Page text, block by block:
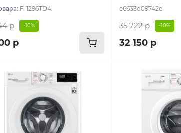
F-1296TD4
р -10%
р
e6633d09742d
35 722 р -10%
32 150 р